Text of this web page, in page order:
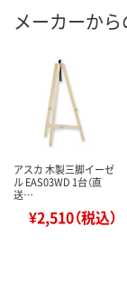
メーカーか
アスカ 木製三脚イーゼ
ル EAS03WD 1台（直
送…
¥2,510（税込）